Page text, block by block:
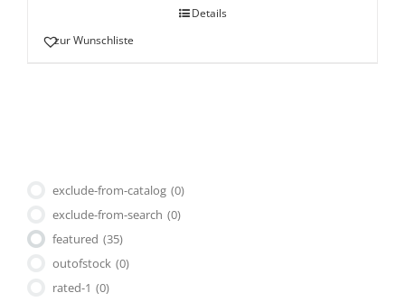
Details
zur Wunschliste
exclude-from-catalog (0)
exclude-from-search (0)
featured (35)
outofstock (0)
rated-1 (0)